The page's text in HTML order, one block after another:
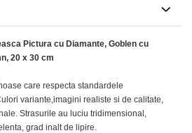
Pictura cu Diamante, Goblen cu
20 x 30 cm
care respecta standardele
variante,imagini realiste si de calitate,
Strasurile au luciu tridimensional,
grad inalt de lipire.